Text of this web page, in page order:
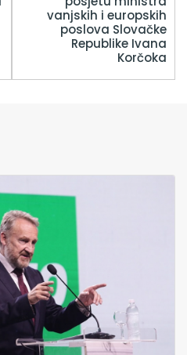
vanjskih i europskih
poslova Slovačke
Republike Ivana
Korčoka